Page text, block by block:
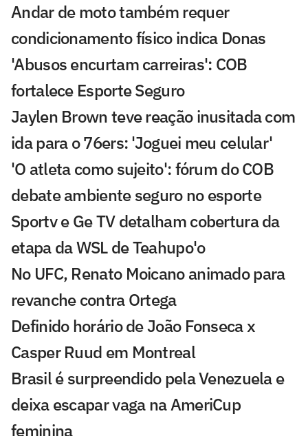
Andar de moto também requer
condicionamento físico indica Donas
'Abusos encurtam carreiras': COB
fortalece Esporte Seguro
Jaylen Brown teve reação inusitada com
ida para o 76ers: 'Joguei meu celular'
'O atleta como sujeito': fórum do COB
debate ambiente seguro no esporte
Sportv e Ge TV detalham cobertura da
etapa da WSL de Teahupo'o
No UFC, Renato Moicano animado para
revanche contra Ortega
Definido horário de João Fonseca x
Casper Ruud em Montreal
Brasil é surpreendido pela Venezuela e
deixa escapar vaga na AmeriCup
feminina